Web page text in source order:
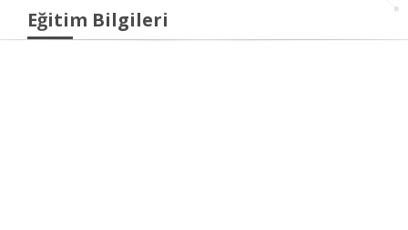
Eğitim Bilgileri